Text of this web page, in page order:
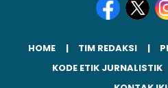
HOME TIM REDAKSI
KODE ETIK JURNALISTIK